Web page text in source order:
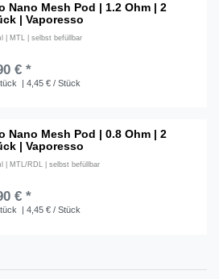
Nano Mesh Pod | 1.2 Ohm | 2
| Vaporesso
| MTL | selbst befüllbar
€ *
| 4,45 € / Stück
Nano Mesh Pod | 0.8 Ohm | 2
| Vaporesso
| MTL/RDL | selbst befüllbar
€ *
| 4,45 € / Stück